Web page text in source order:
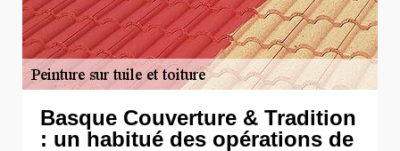
Basque Couverture & Tradition
: un habitué des opérations de